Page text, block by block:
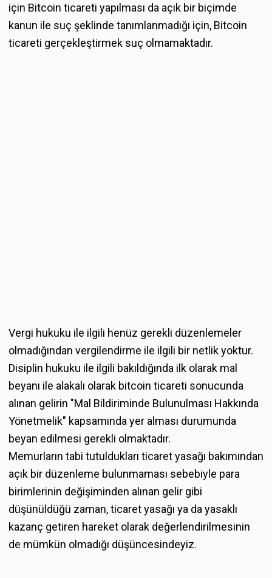
için Bitcoin ticareti yapılması da açık bir biçimde
kanun ile suç şeklinde tanımlanmadığı için, Bitcoin
ticareti gerçekleştirmek suç olmamaktadır.
Vergi hukuku ile ilgili henüz gerekli düzenlemeler
olmadığından vergilendirme ile ilgili bir netlik yoktur.
Disiplin hukuku ile ilgili bakıldığında ilk olarak mal
beyanı ile alakalı olarak bitcoin ticareti sonucunda
alınan gelirin "Mal Bildiriminde Bulunulması Hakkında
Yönetmelik" kapsamında yer alması durumunda
beyan edilmesi gerekli olmaktadır.
Memurların tabi tutuldukları ticaret yasağı bakımından
açık bir düzenleme bulunmaması sebebiyle para
birimlerinin değişiminden alınan gelir gibi
düşünüldüğü zaman, ticaret yasağı ya da yasaklı
kazanç getiren hareket olarak değerlendirilmesinin
de mümkün olmadığı düşüncesindeyiz.